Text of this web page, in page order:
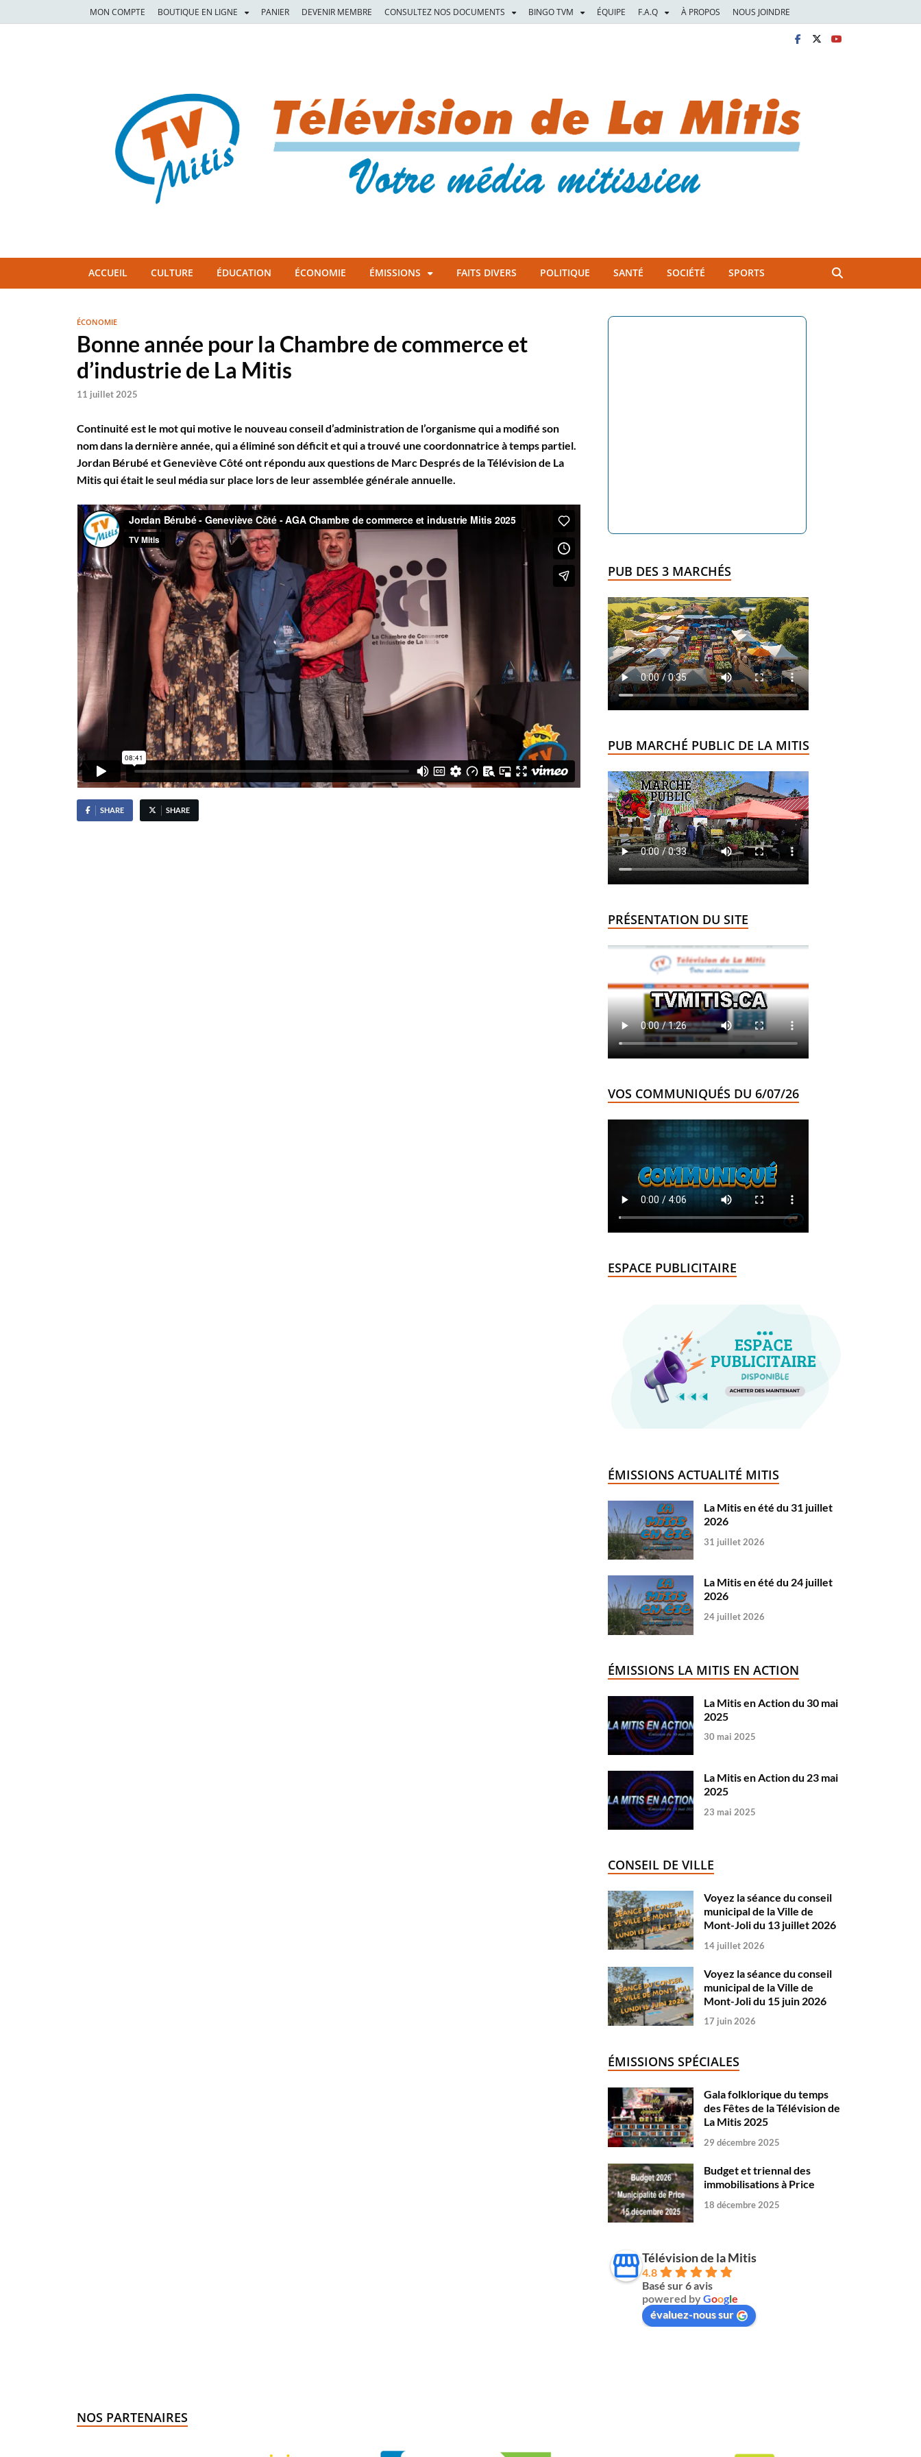
MON COMPTE BOUTIQUE EN LIGNE PANIER DEVENIR MEMBRE CONSULTEZ NOS DOCUMENTS BINGO TVM ÉQUIPE F.A.Q À PROPOS NOUS JOINDRE
TVM
ACCUEIL CULTURE ÉDUCATION ÉCONOMIE ÉMISSIONS FAITS DIVERS POLITIQUE SANTÉ SOCIÉTÉ SPORTS
ÉCONOMIE
Bonne année pour la Chambre de commerce et
d’industrie de La Mitis
11 juillet 2025
Continuité est le mot qui motive le nouveau conseil d’administration de l’organisme qui a modifié son
nom dans la dernière année, qui a éliminé son déficit et qui a trouvé une coordonnatrice à temps partiel.
Jordan Bérubé et Geneviève Côté ont répondu aux questions de Marc Després de la Télévision de La
Mitis qui était le seul média sur place lors de leur assemblée générale annuelle.
SHARE SHARE
PUB DES 3 MARCHÉS
PUB MARCHÉ PUBLIC DE LA MITIS
PRÉSENTATION DU SITE
VOS COMMUNIQUÉS DU 6/07/26
ESPACE PUBLICITAIRE
ÉMISSIONS ACTUALITÉ MITIS
La Mitis en été du 31 juillet
2026
31 juillet 2026
La Mitis en été du 24 juillet
2026
24 juillet 2026
ÉMISSIONS LA MITIS EN ACTION
La Mitis en Action du 30 mai
2025
30 mai 2025
La Mitis en Action du 23 mai
2025
23 mai 2025
CONSEIL DE VILLE
Voyez la séance du conseil
municipal de la Ville de
Mont-Joli du 13 juillet 2026
14 juillet 2026
Voyez la séance du conseil
municipal de la Ville de
Mont-Joli du 15 juin 2026
17 juin 2026
ÉMISSIONS SPÉCIALES
Gala folklorique du temps
des Fêtes de la Télévision de
La Mitis 2025
29 décembre 2025
Budget et triennal des
immobilisations à Price
18 décembre 2025
Télévision de la Mitis
4.8
Basé sur 6 avis
powered byGoogle
évaluez-nous sur
NOS PARTENAIRES